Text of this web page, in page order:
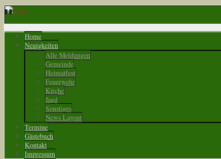
Home
Neuigkeiten
Alle Meldungen
Gemeinde
Heimatfest
Feuerwehr
Kirche
Jagd
Sonstiges
News Layout
Termine
Gästebuch
Kontakt
Impressum